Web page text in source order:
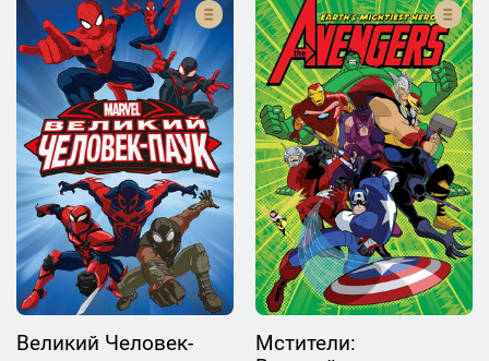
Великий Человек-
Мстители: